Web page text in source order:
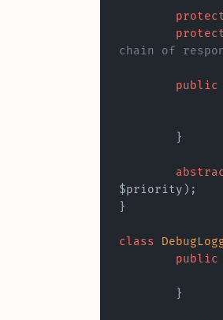
chain of
	public
	}
$priority);
}
class
	public
	}